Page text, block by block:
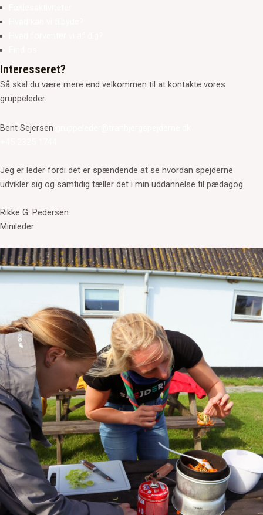
Interesseret?
Så skal du være mere end velkommen til at kontakte vores
gruppeleder.
Bent Sejersen
Jeg er leder fordi det er spændende at se hvordan spejderne
udvikler sig og samtidig tæller det i min uddannelse til pædagog
Rikke G. Pedersen
Minileder